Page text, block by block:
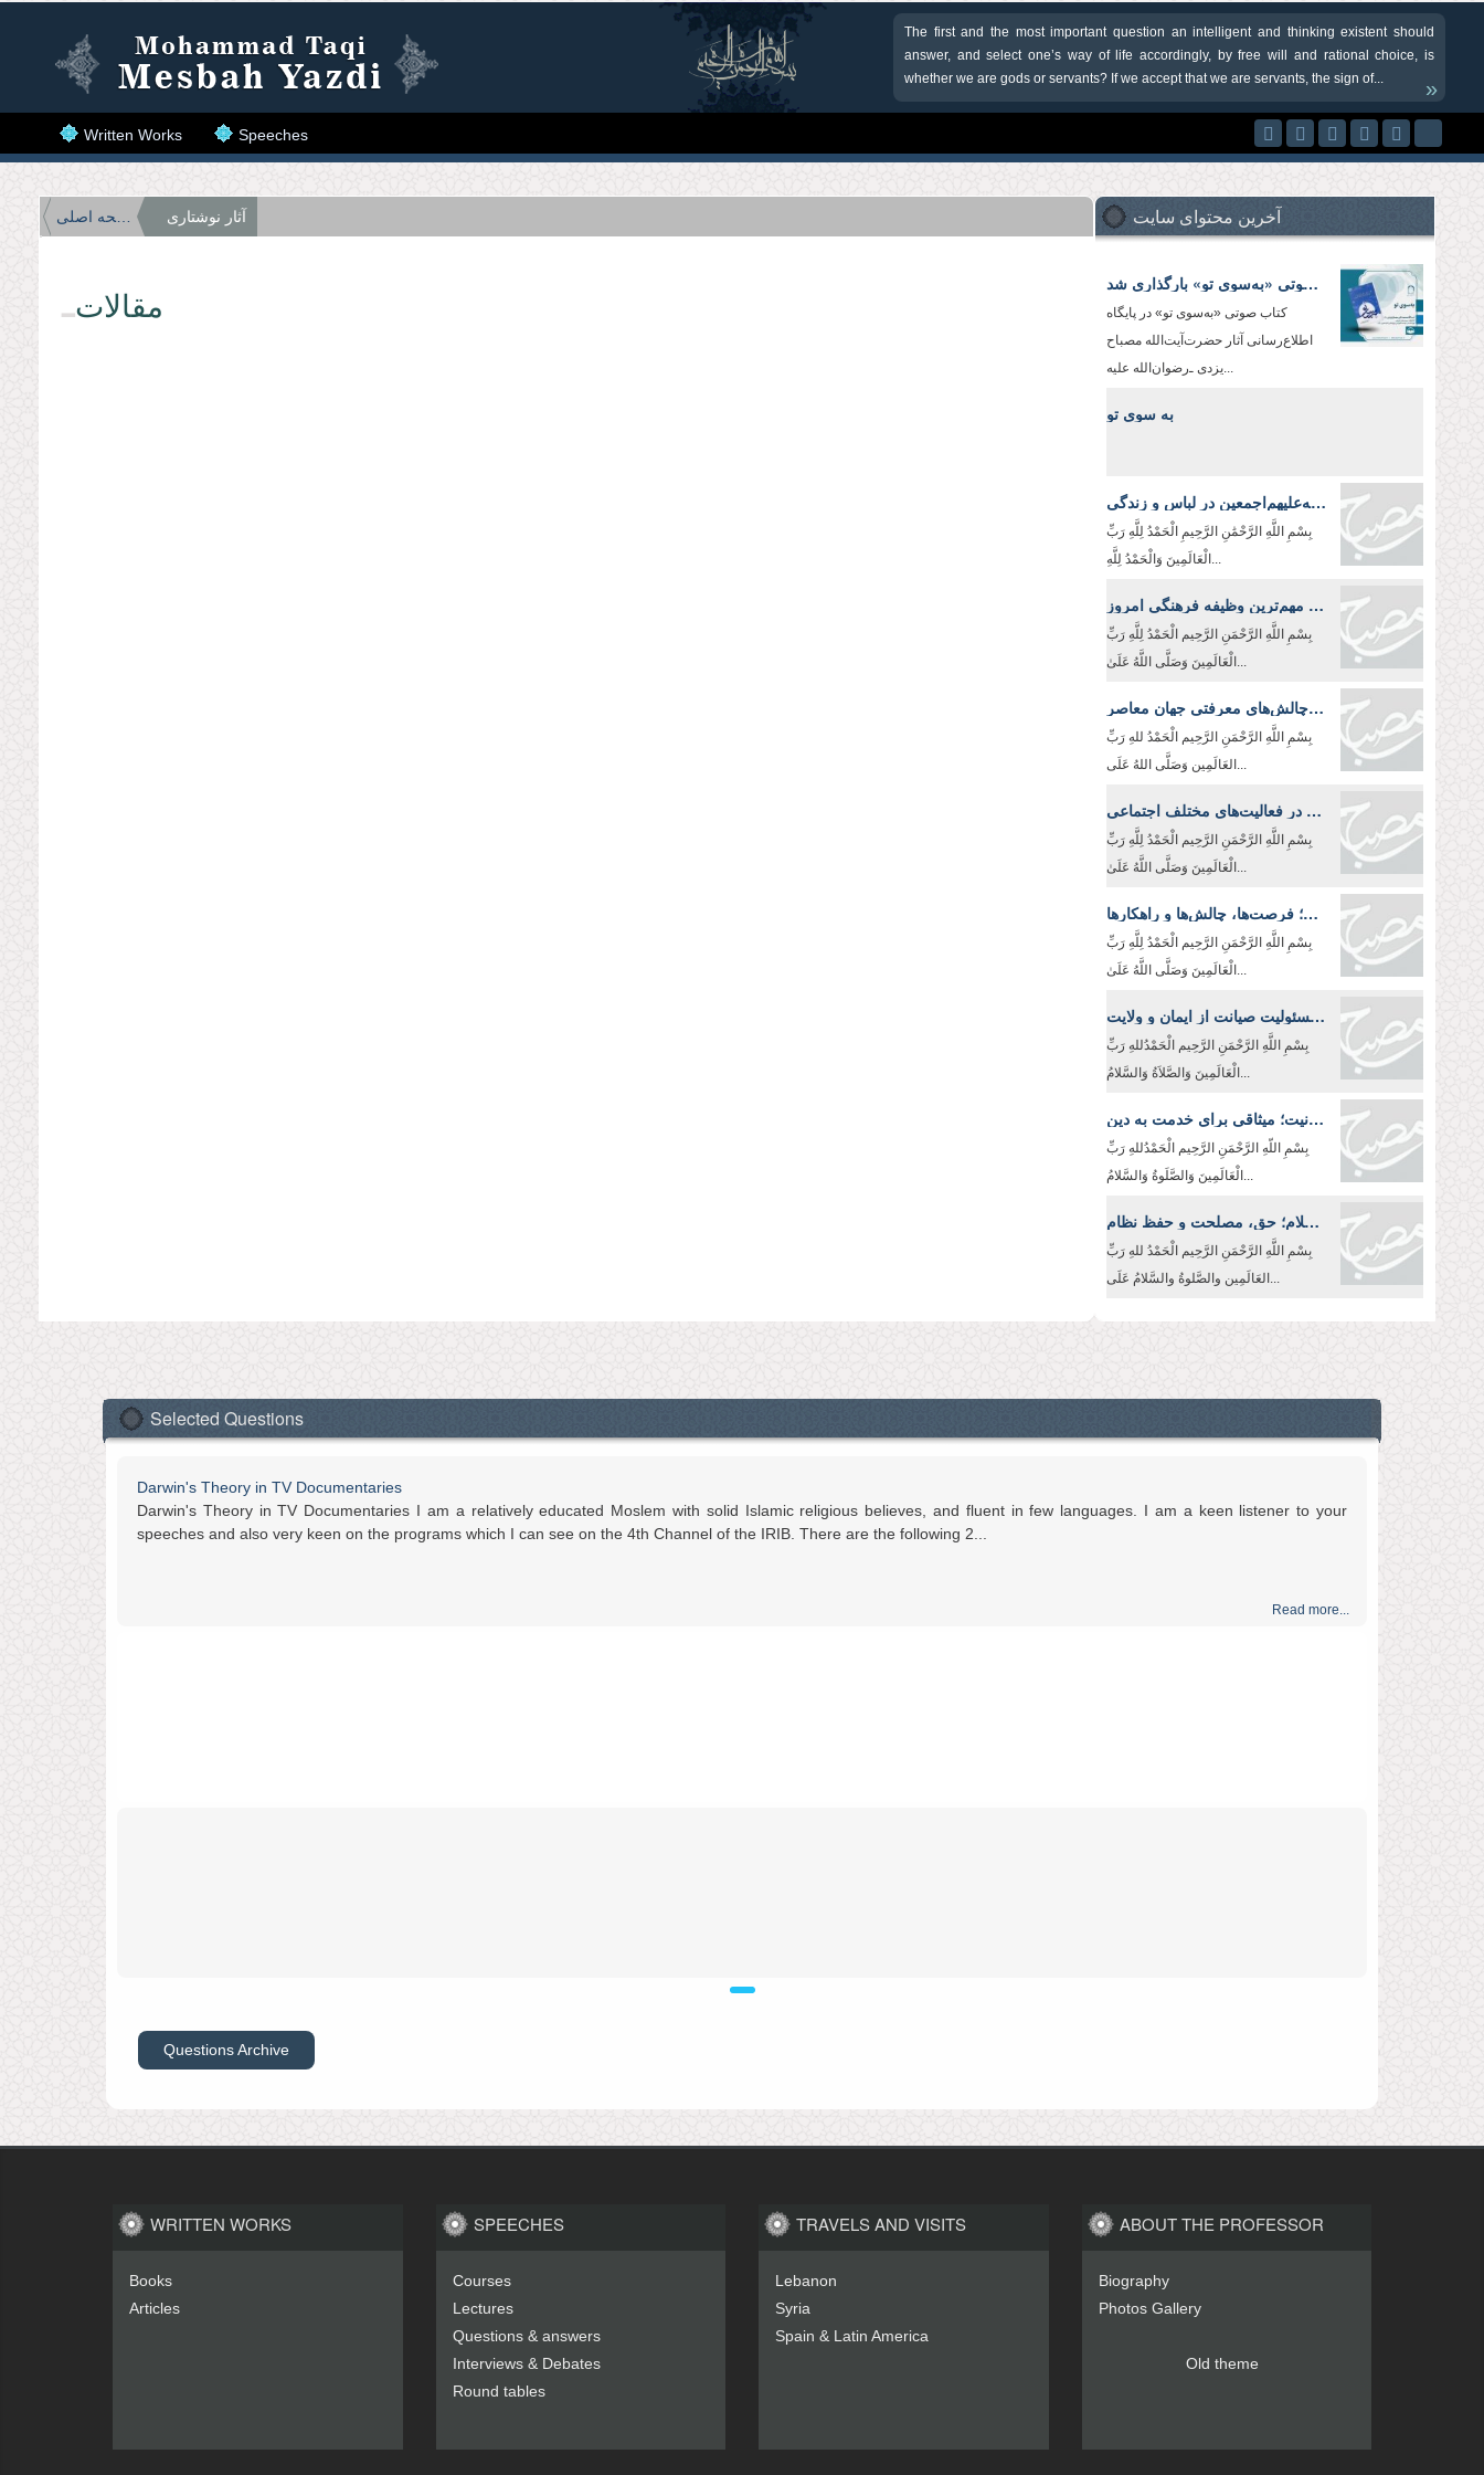
The first and the most important question an intelligent and thinking existent should
answer, and select one’s way of life accordingly, by free will and rational choice, is
whether we are gods or servants? If we accept that we are servants, the sign of...
»
Written Works Speeches
آثار نوشتاری
مقالات
آخرین محتوای سایت
کتاب صوتی «به‌سوی تو» بارگذاری شد
کتاب صوتی «به‌سوی تو» در پایگاه
اطلاع‌رسانی آثار حضرت‌آیت‌الله مصباح
یزدی ـ‌رضوان‌الله علیه‌...
به سوی تو
ارزش تشبّه به اهل‌بیت‌صلوات‌‌الله‌‌عليهم‌‌اجمعين در لباس و زندگی
بِسْمِ اللَّهِ الرَّحْمَٰنِ الرَّحِيمِ الْحَمْدُ لِلَّهِ رَبِّ
الْعَالَمِينَ وَالْحَمْدُ لِلَّهِ...
تبیین انقلاب اسلامی؛ مهم‌ترین وظیفه فرهنگی امروز
بِسْمِ اللَّهِ الرَّحْمَنِ الرَّحِیم الْحَمْدُ لِلَّهِ رَبِّ
الْعَالَمِينَ وَصَلَّى اللَّهُ عَلَىٰ...
روحانیت و چالش‌های معرفتی جهان معاصر
بِسْمِ اللَّهِ الرَّحْمَنِ الرَّحِيم الْحَمْدُ للهِ رَبِّ
العَالَمِین وَصَلَّی اللهُ عَلَی...
معیار تشخیص اولویت در فعالیت‌های مختلف اجتماعی
بِسْمِ اللَّهِ الرَّحْمَنِ الرَّحِیم الْحَمْدُ لِلَّهِ رَبِّ
الْعَالَمِينَ وَصَلَّى اللَّهُ عَلَىٰ...
تبلیغ اسلام در غرب؛ فرصت‌ها، چالش‌ها و راهکارها
بِسْمِ اللَّهِ الرَّحْمَنِ الرَّحِیم الْحَمْدُ لِلَّهِ رَبِّ
الْعَالَمِينَ وَصَلَّى اللَّهُ عَلَىٰ...
از نعمت انقلاب تا مسئولیت صیانت از ایمان و ولایت
بِسْمِ اللَّهِ الرَّحْمَنِ الرَّحِیم الْحَمْدُللهِ رَبِّ
الْعَالَمِینَ وَالصَّلاَةُ وَالسَّلامُ...
لباس روحانیت؛ میثاقی برای خدمت به دین
بِسْمِ اللّهِ الرَّحْمَنِ الرَّحِيم الْحَمْدُللهِ رَبِّ
الْعَالَمِینَ وَالصَّلَوةُ وَالسَّلامُ...
معیار وحدت در اسلام؛ حق، مصلحت و حفظ نظام
بِسْمِ اللَّهِ الرَّحْمَنِ الرَّحِیم الْحَمْدُ للهِ رَبِّ
العَالَمِین والصَّلوةُ والسَّلامُ عَلَی...
Selected Questions
Darwin's Theory in TV Documentaries
Darwin's Theory in TV Documentaries I am a relatively educated Moslem with solid Islamic religious believes, and fluent in few languages. I am a keen listener to your
speeches and also very keen on the programs which I can see on the 4th Channel of the IRIB. There are the following 2...
Read more...
Questions Archive
WRITTEN WORKS
Books
Articles
SPEECHES
Courses
Lectures
Questions & answers
Interviews & Debates
Round tables
TRAVELS AND VISITS
Lebanon
Syria
Spain & Latin America
ABOUT THE PROFESSOR
Biography
Photos Gallery
Old theme